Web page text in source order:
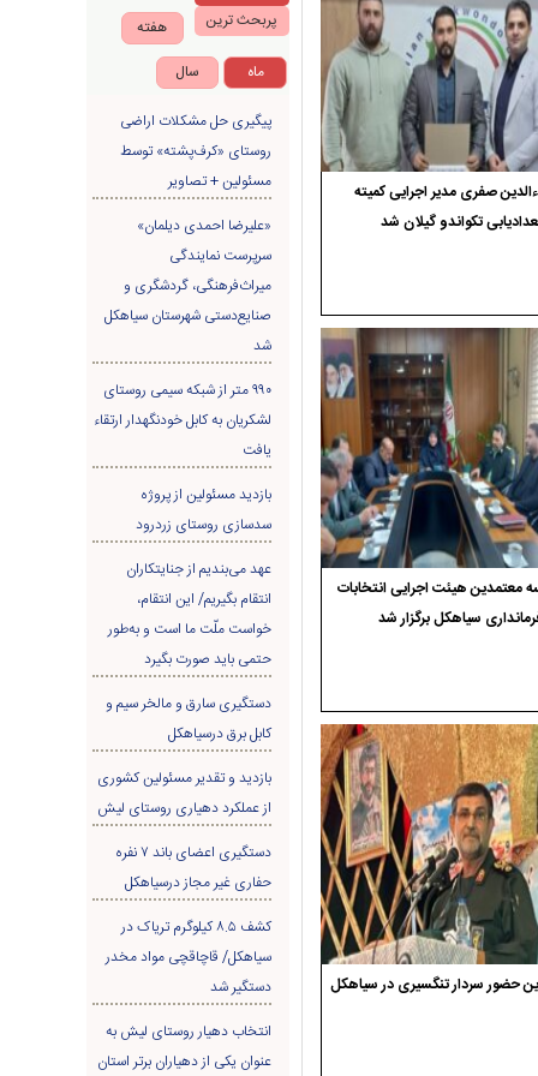
صفری مدیر اجرایی کمیته
تکواندو گیلان شد
معتمدین هیئت اجرایی انتخابات
سیاهکل برگزار شد
حضور سردار تنگسیری در سیاهکل
پربحث ترین
هفته
ماه
سال
پیگیری حل مشکلات اراضی
روستای «کرف‌پشته» توسط
مسئولین + تصاویر
«علیرضا احمدی دیلمان»
سرپرست نمایندگی
میراث‌فرهنگی، گردشگری و
صنایع‌دستی شهرستان سیاهکل
شد
۹۹۰ متر از شبکه سیمی روستای
لشکریان به کابل خودنگهدار ارتقاء
یافت
بازدید مسئولین از پروژه
سدسازی روستای زردرود
عهد می‌بندیم از جنایتکاران
انتقام بگیریم/ این انتقام،
خواست ملّت ما است و به‌طور
حتمی باید صورت بگیرد
دستگیری سارق و مالخر سیم و
کابل برق درسیاهکل
بازدید و تقدیر مسئولین کشوری
از عملکرد دهیاری روستای لیش
دستگیری اعضای باند ۷ نفره
حفاری غير مجاز درسیاهکل
کشف ۸.۵ کیلوگرم تریاک در
سیاهکل/ قاچاقچی مواد مخدر
دستگیر شد
انتخاب دهیار روستای لیش به
عنوان یکی از دهیاران برتر استان